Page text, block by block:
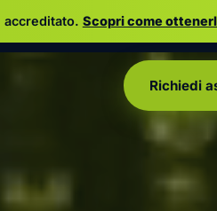
accreditato. Scopri come
Richiedi